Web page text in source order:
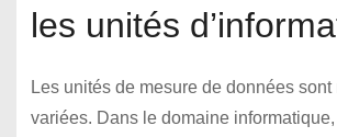
les unités
Les unités de mesure de données
variées. Dans le domaine